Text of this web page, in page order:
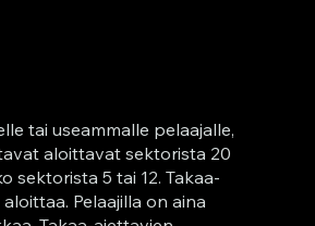
tai useammalle pelaajalle,
aloittavat sektorista 20
sektorista 5 tai 12. Takaa-
Pelaajilla on aina